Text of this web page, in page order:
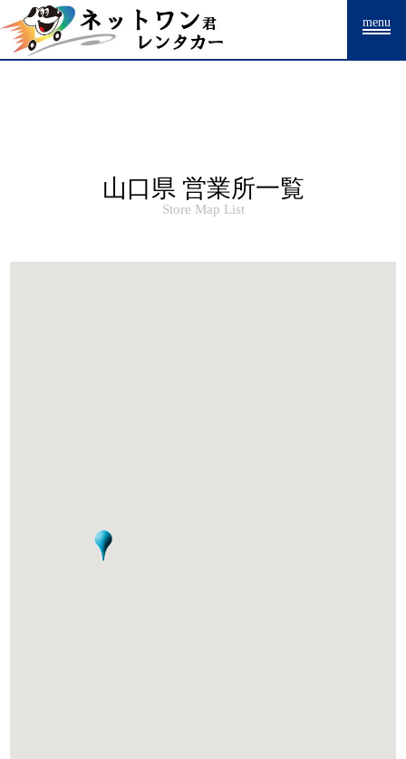
Warning: Undefined array key "HTTP_ACCEPT_LANGUAGE" in
/home/drpnw/netwankun.com/public_html/include/access_log.phpon
line15
menu
山口県 営業所一覧
Store Map List